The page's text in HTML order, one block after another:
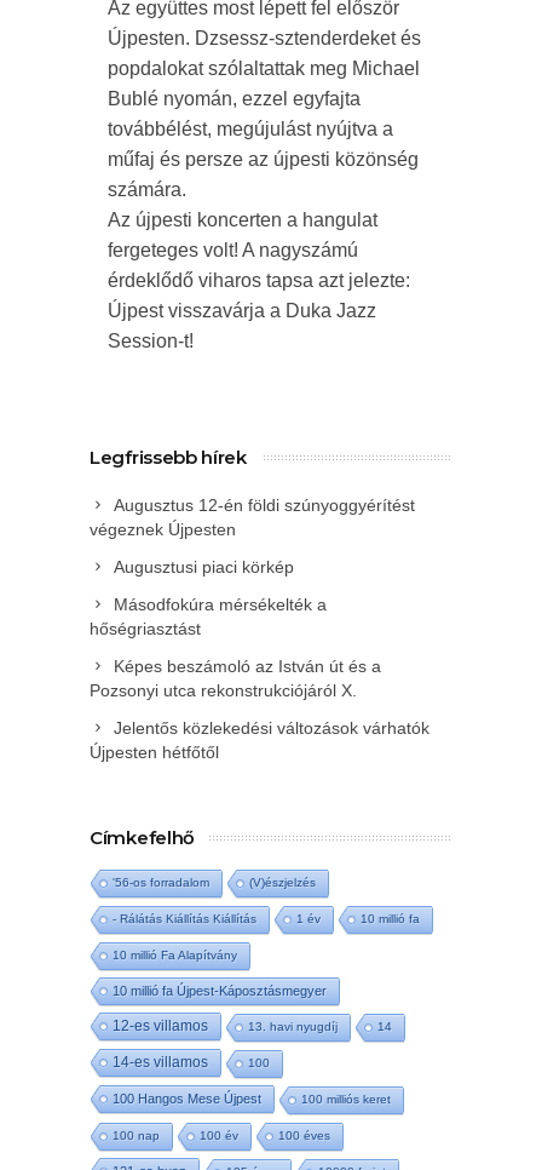
Az együttes most lépett fel először
Újpesten. Dzsessz-sztenderdeket és
popdalokat szólaltattak meg Michael
Bublé nyomán, ezzel egyfajta
továbbélést, megújulást nyújtva a
műfaj és persze az újpesti közönség
számára.
Az újpesti koncerten a hangulat
fergeteges volt! A nagyszámú
érdeklődő viharos tapsa azt jelezte:
Újpest visszavárja a Duka Jazz
Session-t!
Legfrissebb hírek
Augusztus 12-én földi szúnyoggyérítést
végeznek Újpesten
Augusztusi piaci körkép
Másodfokúra mérsékelték a
hőségriasztást
Képes beszámoló az István út és a
Pozsonyi utca rekonstrukciójáról X.
Jelentős közlekedési változások várhatók
Újpesten hétfőtől
Címkefelhő
'56-os forradalom (V)észjelzés
- Rálátás Kiállítás Kiállítás 1 év 10 millió fa
10 millió Fa Alapítvány
10 millió fa Újpest-Káposztásmegyer
12-es villamos 13. havi nyugdíj 14
14-es villamos 100
100 Hangos Mese Újpest 100 milliós keret
100 nap 100 év 100 éves